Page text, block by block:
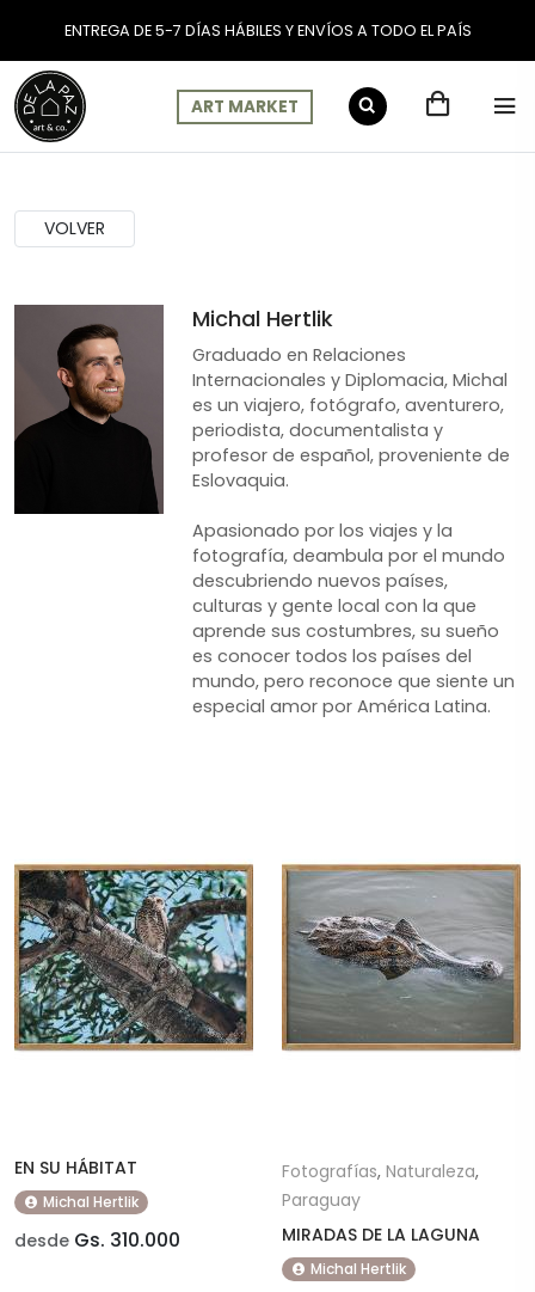
ENTREGA DE 5-7 DÍAS HÁBILES Y ENVÍOS A TODO EL PAÍS
ART MARKET
Cuadros de Artistas:
VOLVER
Michal Hertlik
Graduado en Relaciones
Internacionales y Diplomacia, Michal
es un viajero, fotógrafo, aventurero,
periodista, documentalista y
profesor de español, proveniente de
Eslovaquia.
Apasionado por los viajes y la
fotografía, deambula por el mundo
descubriendo nuevos países,
culturas y gente local con la que
aprende sus costumbres, su sueño
es conocer todos los países del
mundo, pero reconoce que siente un
especial amor por América Latina.
EN SU HÁBITAT
Michal Hertlik
desde Gs. 310.000
Fotografías, Naturaleza,
Paraguay
MIRADAS DE LA LAGUNA
Michal Hertlik